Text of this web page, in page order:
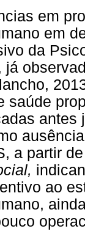
em
em
da
saúde
a partir
ao